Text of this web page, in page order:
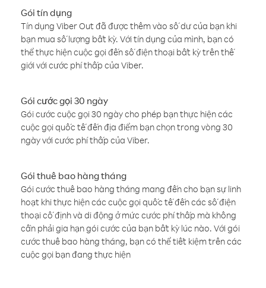
Gói tín dụng
Tín dụng Viber Out đã được thêm vào số dư của bạn khi
bạn mua số lượng bất kỳ. Với tín dụng của mình, bạn có
thể thực hiện cuộc gọi đến số điện thoại bất kỳ trên thế
giới với cước phí thấp của Viber.
Gói cước gọi 30 ngày
Gói cước cuộc gọi 30 ngày cho phép bạn thực hiện các
cuộc gọi quốc tế đến địa điểm bạn chọn trong vòng 30
ngày với cước phí thấp của Viber.
Gói thuê bao hàng tháng
Gói cước thuê bao hàng tháng mang đến cho bạn sự linh
hoạt khi thực hiện các cuộc gọi quốc tế đến các số điện
thoại cố định và di động ở mức cước phí thấp mà không
cần phải gia hạn gói cước của bạn bất kỳ lúc nào. Với gói
cước thuê bao hàng tháng, bạn có thể tiết kiệm trên các
cuộc gọi bạn đang thực hiện